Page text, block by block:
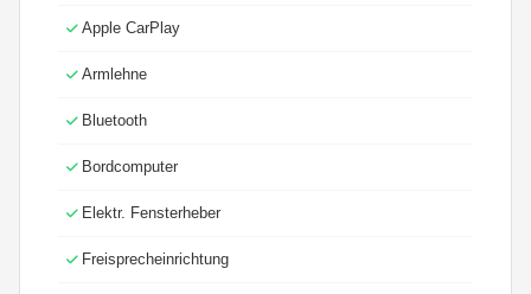
Apple CarPlay
Armlehne
Bluetooth
Bordcomputer
Elektr. Fensterheber
Freisprecheinrichtung